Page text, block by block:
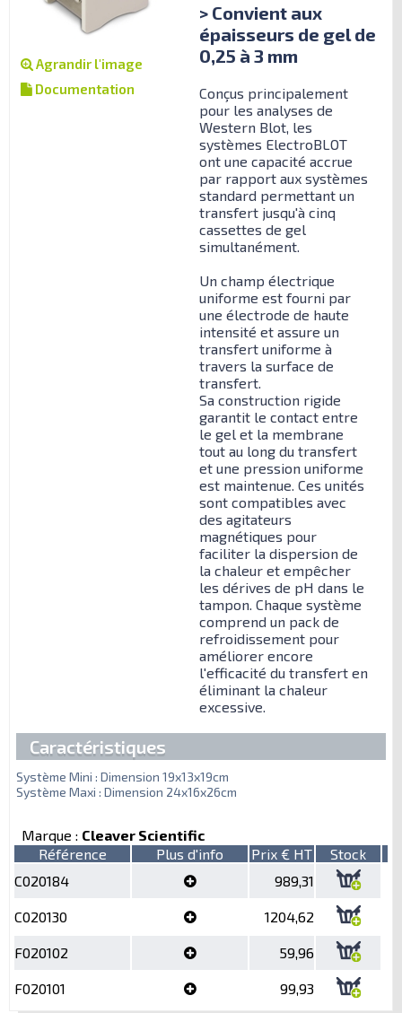
Agrandir l'image
Documentation
> Convient aux
épaisseurs de gel de
0,25 à 3 mm
Conçus principalement
pour les analyses de
Western Blot, les
systèmes ElectroBLOT
ont une capacité accrue
par rapport aux systèmes
standard permettant un
transfert jusqu'à cinq
cassettes de gel
simultanément.
Un champ électrique
uniforme est fourni par
une électrode de haute
intensité et assure un
transfert uniforme à
travers la surface de
transfert.
Sa construction rigide
garantit le contact entre
le gel et la membrane
tout au long du transfert
et une pression uniforme
est maintenue. Ces unités
sont compatibles avec
des agitateurs
magnétiques pour
faciliter la dispersion de
la chaleur et empêcher
les dérives de pH dans le
tampon. Chaque système
comprend un pack de
refroidissement pour
améliorer encore
l'efficacité du transfert en
éliminant la chaleur
excessive.
Caractéristiques
Système Mini : Dimension 19x13x19cm
Système Maxi : Dimension 24x16x26cm
Marque : Cleaver Scientific
Référence
Plus d'info Prix € HT
Stock
C020184
989,31
C020130 1204,62
F020102 59,96
F020101 99,93